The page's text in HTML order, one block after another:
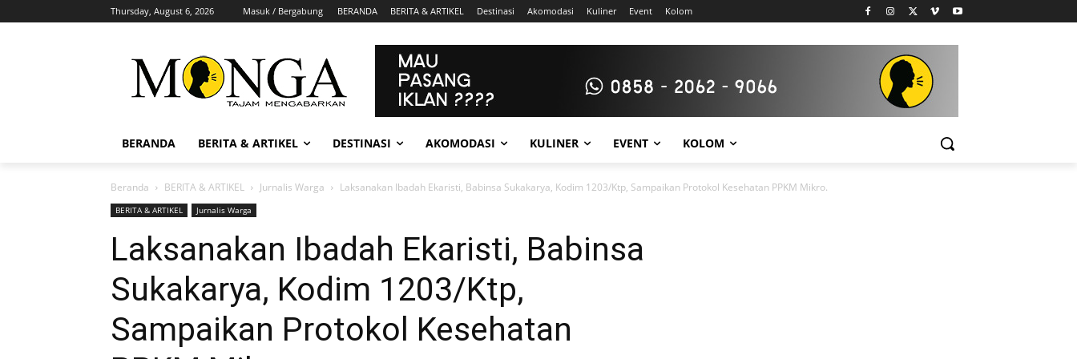
Thursday, August 6, 2026 Masuk / Bergabung BERANDA BERITA & ARTIKEL Destinasi Akomodasi Kuliner Event Kolom
BERANDA BERITA & ARTIKEL DESTINASI AKOMODASI KULINER EVENT KOLOM
Beranda BERITA & ARTIKEL Jurnalis Warga Laksanakan Ibadah Ekaristi, Babinsa Sukakarya, Kodim 1203/Ktp, Sampaikan Protokol Kesehatan PPKM Mikro.
BERITA & ARTIKEL Jurnalis Warga
Laksanakan Ibadah Ekaristi, Babinsa
Sukakarya, Kodim 1203/Ktp,
Sampaikan Protokol Kesehatan